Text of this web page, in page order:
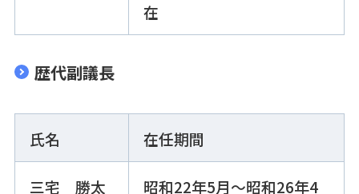
在
歴代副議長
氏名 在任期間
三宅 勝太 昭和22年5月～昭和26年4